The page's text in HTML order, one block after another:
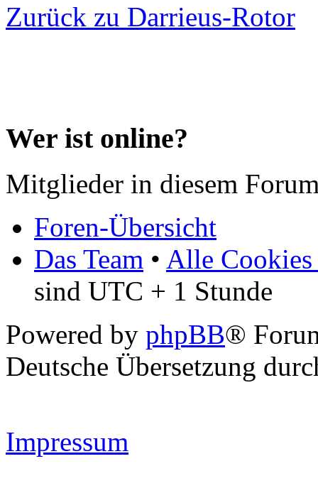
Zurück zu Darrieus-Rotor
Wer ist online?
Mitglieder in diesem
Foren-Übersicht
Das Team • Alle Cookies
sind UTC + 1 Stunde
Powered by phpBB®
Deutsche Übersetzung
Impressum